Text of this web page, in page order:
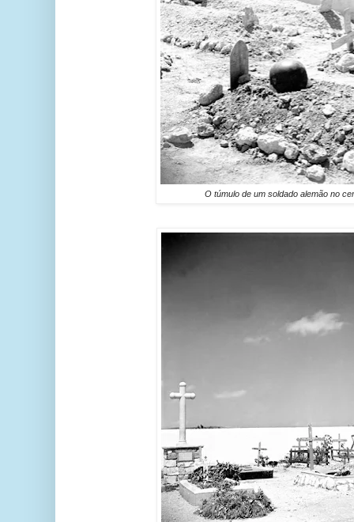
O túmulo de um soldado alemão no